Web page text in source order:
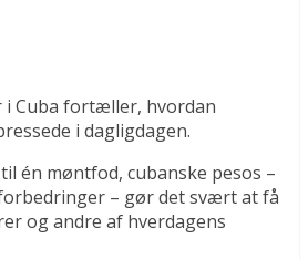
i Cuba fortæller, hvordan
i dagligdagen.
én møntfod, cubanske pesos –
– gør det svært at få
og andre af hverdagens